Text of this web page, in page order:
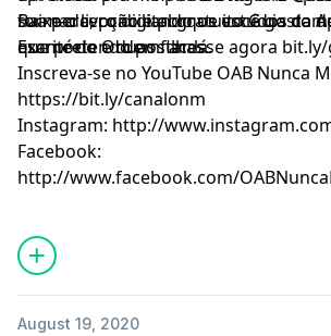
formada, conciliando os estudos
escritório e duas filhas.
sua percepção e porque você gosta
que pretendo postar lá.
Baixe o livro digital gratuito Guia da
Exame de Ordem: acesse agora
Inscreva-se no YouTube OAB Nunca
https://bit.ly/canalonm
Instagram: http://
Facebook:
http://www.facebook.com/
August 19, 2020